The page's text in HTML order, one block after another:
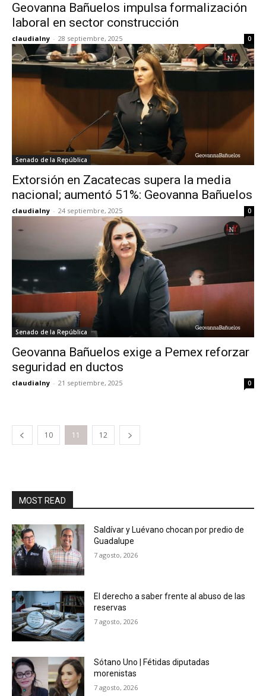
Geovanna Bañuelos impulsa formalización
laboral en sector construcción
claudialny - 28 septiembre, 2025 0
Senado de la República
Extorsión en Zacatecas supera la media
nacional; aumentó 51%: Geovanna Bañuelos
claudialny - 24 septiembre, 2025 0
Senado de la República
Geovanna Bañuelos exige a Pemex reforzar
seguridad en ductos
claudialny - 21 septiembre, 2025 0
10 11 12
MOST READ
Saldívar y Luévano chocan por predio de
Guadalupe
7 agosto, 2026
El derecho a saber frente al abuso de las
reservas
7 agosto, 2026
Sótano Uno | Fétidas diputadas
morenistas
7 agosto, 2026